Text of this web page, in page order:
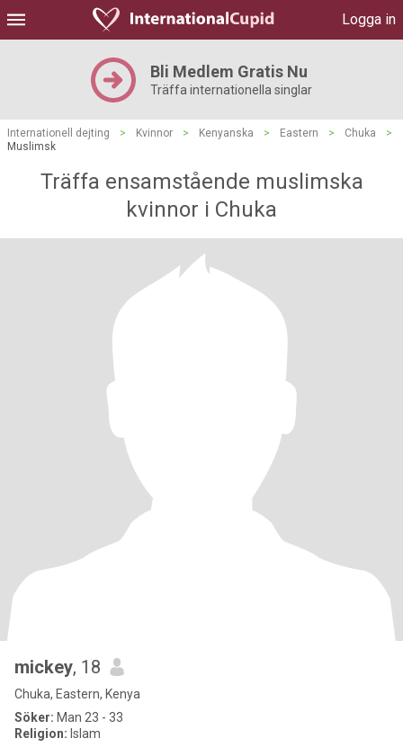
Logga in
Bli Medlem Gratis Nu
Träffa internationella singlar
Internationell dejting > Kvinnor > Kenyanska > Eastern > Chuka
>
Muslimsk
Träffa ensamstående muslimska
kvinnor i Chuka
mickey, 18
Chuka, Eastern, Kenya
Söker: Man 23 - 33
Religion: Islam